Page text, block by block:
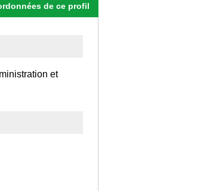
de ce profil
et